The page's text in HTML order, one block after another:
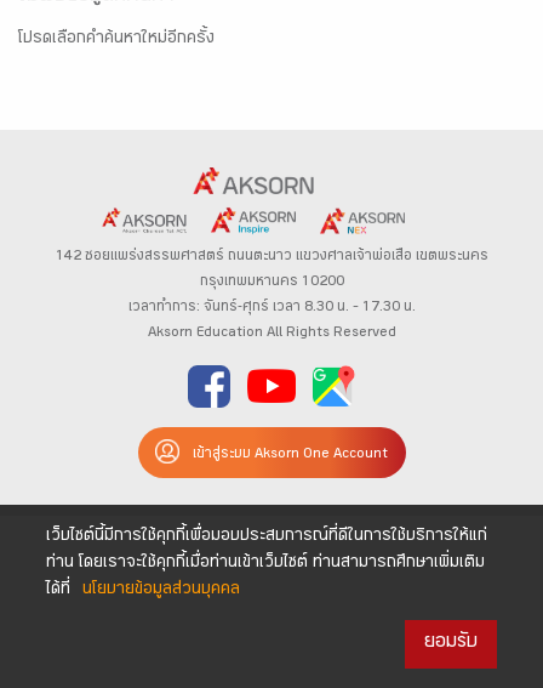
โปรดเลือกคำค้นหาใหม่อีกครั้ง
142 ซอยแพร่งสรรพศาสตร์ ถนนตะนาว แขวงศาลเจ้าพ่อเสือ เขตพระนคร
กรุงเทพมหานคร 10200
เวลาทำการ: จันทร์-ศุกร์ เวลา 8.30 น. – 17.30 น.
Aksorn Education All Rights Reserved
เข้าสู่ระบบ Aksorn One Account
เว็บไซต์นี้มีการใช้คุกกี้เพื่อมอบประสบการณ์ที่ดีในการใช้บริการให้แก่
ท่าน โดยเราจะใช้คุกกี้เมื่อท่านเข้าเว็บไซต์ ท่านสามารถศึกษาเพิ่มเติม
ได้ที่
นโยบายข้อมูลส่วนบุคคล
ยอมรับ